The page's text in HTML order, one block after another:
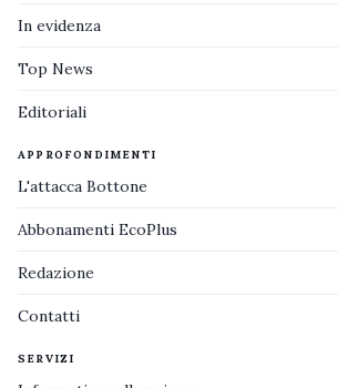
In evidenza
Top News
Editoriali
APPROFONDIMENTI
L'attacca Bottone
Abbonamenti EcoPlus
Redazione
Contatti
SERVIZI